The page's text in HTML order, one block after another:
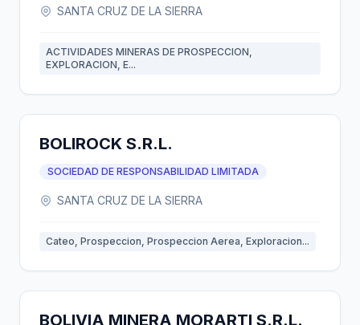
SANTA CRUZ DE LA SIERRA
ACTIVIDADES MINERAS DE PROSPECCION,
EXPLORACION, E...
BOLIROCK S.R.L.
SOCIEDAD DE RESPONSABILIDAD LIMITADA
SANTA CRUZ DE LA SIERRA
Cateo, Prospeccion, Prospeccion Aerea, Exploracion...
BOLIVIA MINERA MORARTI S.R.L.